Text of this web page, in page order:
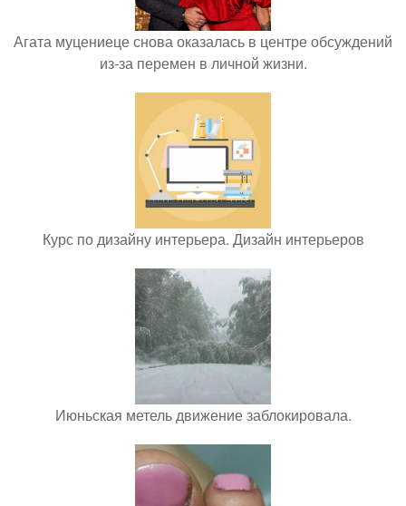
Агата муцениеце снова оказалась в центре обсуждений
из-за перемен в личной жизни.
Курс по дизайну интерьера. Дизайн интерьеров
Июньская метель движение заблокировала.